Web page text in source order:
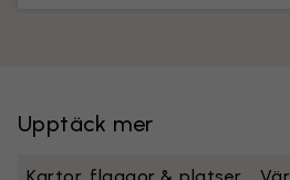
Upptäck mer